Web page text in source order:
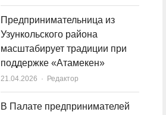
Предпринимательница из
Узункольского района
масштабирует традиции при
поддержке «Атамекен»
21.04.2026 Author
Редактор
В Палате предпринимателей